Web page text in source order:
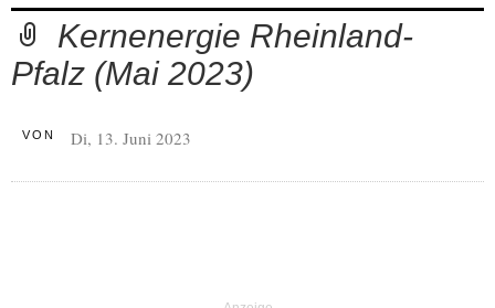
Kernenergie Rheinland-
Pfalz (Mai 2023)
VON Di, 13. Juni 2023